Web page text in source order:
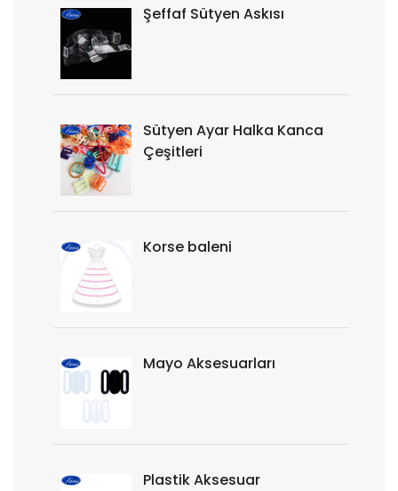
Şeffaf Sütyen Askısı
Sütyen Ayar Halka Kanca
Çeşitleri
Korse baleni
Mayo Aksesuarları
Plastik Aksesuar